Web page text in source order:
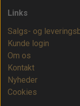
Links
Salgs- og
Kunde login
Om os
Kontakt
Nyheder
Cookies